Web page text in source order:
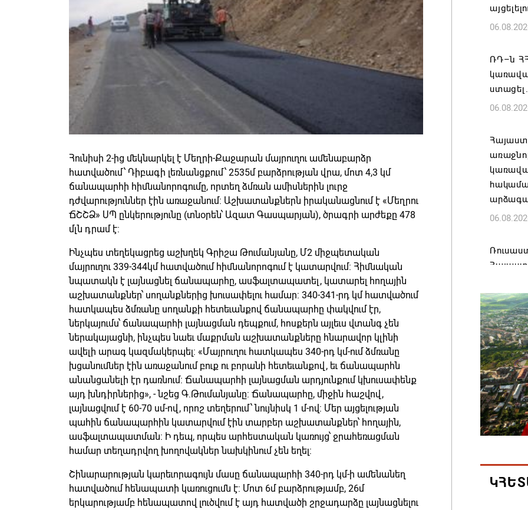
Հունիսի 2-ից մեկնարկել է Մեղրի-Քաջարան մայրուղու ամենաբարձր
հատվածում՝ Դիբագի լեռնանցքում՝ 2535մ բարձրության վրա, մոտ 4,3 կմ
ճանապարհի հիմնանորոգումը, որտեղ ձմռան ամիսներին լուրջ
դժվարություններ էին առաջանում: Աշխատանքներն իրականացնում է «Մեղրու
ՃՇՇՁ» ՍՊ ընկերությունը (տնօրեն՝ Ազատ Գասպարյան), ծրագրի արժեքը 478
մլն դրամ է:
Ինչպես տեղեկացրեց աշխղեկ Գրիշա Թումանյանը, Մ2 միջպետական
մայրուղու 339-344կմ հատվածում հիմնանորոգում է կատարվում: Հիմնական
նպատակն է լայնացնել ճանապարհը, ասֆալտապատել, կատարել հողային
աշխատանքներ՝ սողանքներից խուսափելու համար: 340-341-րդ կմ հատվածում
հատկապես ձմռանը սողանքի հետեւանքով ճանապարհը փակվում էր,
ներկայումս՝ ճանապարհի լայնացման դեպքում, հոսքերն այլեւս վտանգ չեն
ներակայացնի, ինչպես նաեւ մաքրման աշխատանքները հնարավոր կլինի
ավելի արագ կազմակերպել: «Մայրուղու հատկապես 340-րդ կմ-ում ձմռանը
խցանումներ էին առաջանում բուք ու բորանի հետեւանքով, եւ ճանապարհն
անանցանելի էր դառնում: Ճանապարհի լայնացման արդյունքում կխուսափենք
այդ խնդիրներից», - նշեց Գ.Թումանյանը: Ճանապարհը, միջին հաշվով,
լայնացվում է 60-70 սմ-ով, որոշ տեղերում՝ նույնիսկ 1 մ-ով: Մեր այցելության
պահին ճանապարհին կատարվում էին տարբեր աշխատանքներ՝ հողային,
ասֆալտապատման: Ի դեպ, որպես արհեստական կառույց՝ ջրահեռացման
համար տեղադրվող խողովակներ նախկինում չեն եղել:
Շինարարության կարեւորագույն մասը ճանապարհի 340-րդ կմ-ի ամենանեղ
հատվածում հենապատի կառուցումն է: Մոտ 6մ բարձրությամբ, 26մ
երկարությամբ հենապատով լուծվում է այդ հատվածի շրջադարձը լայնացնելու
ՌԴ–ն
ստացել.
Հայոց